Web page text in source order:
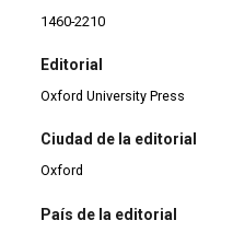
1460-2210
Editorial
Oxford University Press
Ciudad de la editorial
Oxford
País de la editorial